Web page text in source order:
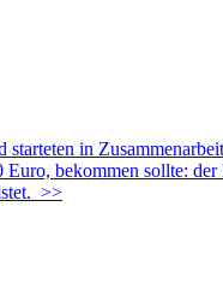
in
bekommen sollte:
>>